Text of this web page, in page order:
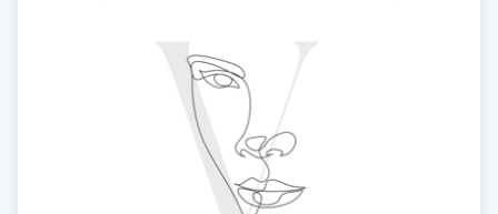
Hårbottenbehandling